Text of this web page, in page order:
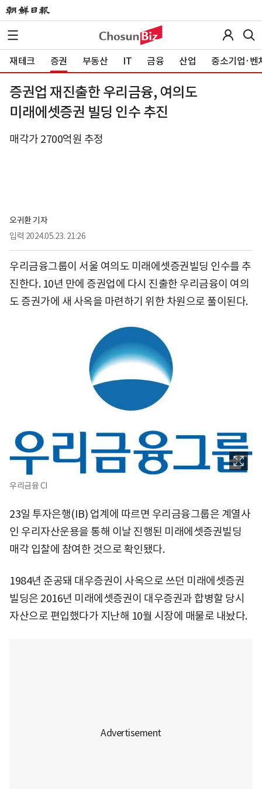
재테크 증권 부동산 IT 금융 산업 중소기업·벤
증권업 재진출한 우리금융, 여의도
미래에셋증권 빌딩 인수 추진
매각가 2700억원 추정
오귀환 기자
입력 2024.05.23. 21:26
우리금융그룹이 서울 여의도 미래에셋증권빌딩 인수를 추
진한다. 10년 만에 증권업에 다시 진출한 우리금융이 여의
도 증권가에 새 사옥을 마련하기 위한 차원으로 풀이된다.
우리금융 CI
23일 투자은행(IB) 업계에 따르면 우리금융그룹은 계열사
인 우리자산운용을 통해 이날 진행된 미래에셋증권빌딩
매각 입찰에 참여한 것으로 확인됐다.
1984년 준공돼 대우증권이 사옥으로 쓰던 미래에셋증권
빌딩은 2016년 미래에셋증권이 대우증권과 합병할 당시
자산으로 편입했다가 지난해 10월 시장에 매물로 내놨다.